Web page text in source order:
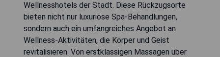
Wellnesshotels der Stadt. Diese Rückzugsorte
bieten nicht nur luxuriöse Spa-Behandlungen,
sondern auch ein umfangreiches Angebot an
Wellness-Aktivitäten, die Körper und Geist
revitalisieren. Von erstklassigen Massagen über